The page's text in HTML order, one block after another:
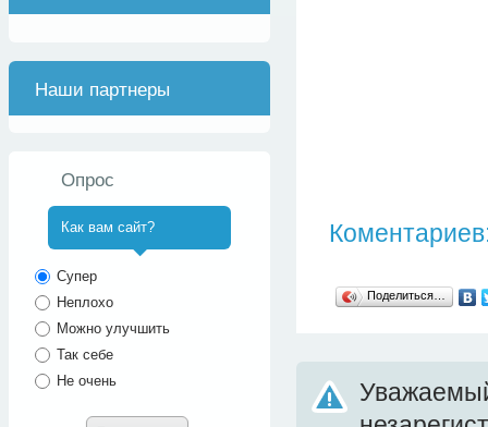
Поделиться…
Наши партнеры
Опрос
Как вам сайт?
Супер
Неплохо
Можно улучшить
Так себе
Не очень